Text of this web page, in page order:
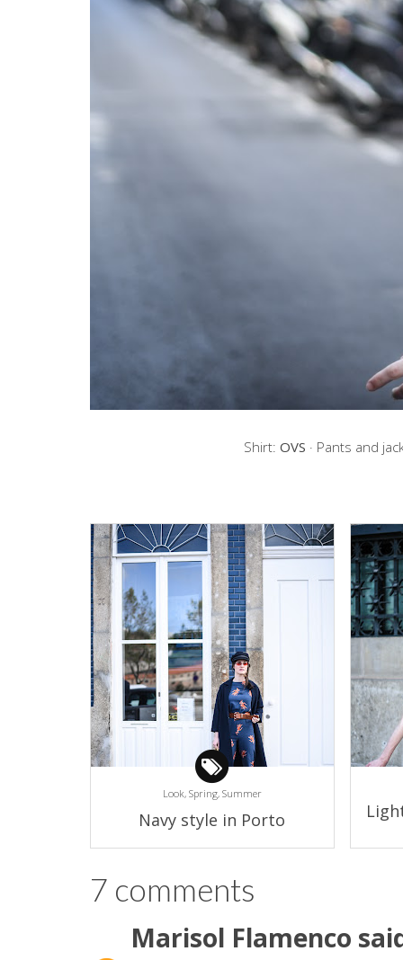
Shirt:OVS · Pants and
Look, Spring, Summer
Navy style in Porto
7 comments
Marisol Flamenco